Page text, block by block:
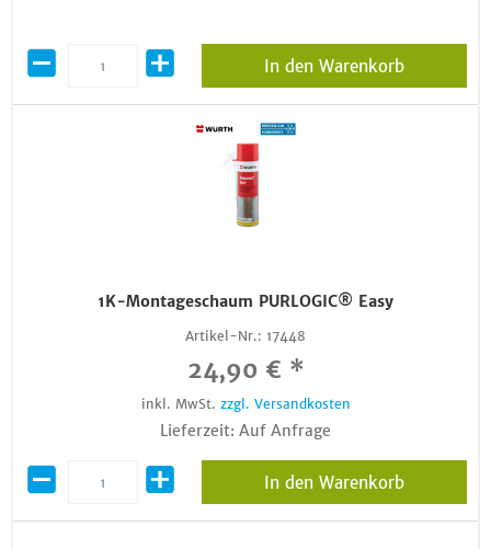
In den Warenkorb
1K-Montageschaum PURLOGIC® Easy
Artikel-Nr.: 17448
24,90 € *
inkl. MwSt. zzgl. Versandkosten
Lieferzeit: Auf Anfrage
In den Warenkorb